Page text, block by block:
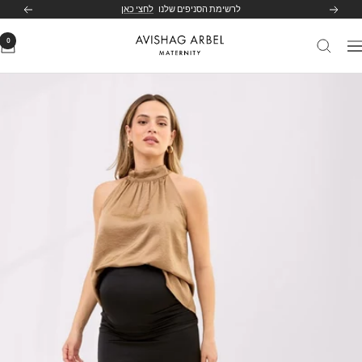
הקודם לרשימת הסניפים שלנו לחצי כאן הבא
ניווט
Avishag
0